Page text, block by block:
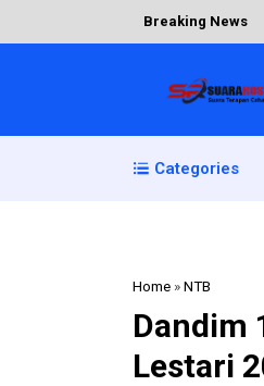
Breaking News
Categories
Home »NTB
‎Dandim
Lestari